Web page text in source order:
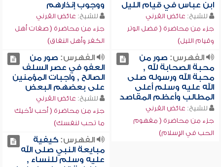
ابن عباس في قيام الليل
للشيخ: عائض القرني
جزء من محاضرة ( فضل الوتر
وقيام الليل)
ووجوب إنذارهم
للشيخ: عائض القرني
جزء من محاضرة ( صفات أهل
الكفر وأهل النفاق)
الفهرس: صور من
محبة الصحابة لله ,
محبة الله ورسوله صلى
الله عليه وسلم أعلى
المطالب وأعظم المقاصد
للشيخ: عائض القرني
جزء من محاضرة ( مفهوم
الحب في الإسلام)
الفهرس: صور من
العفو في عصر السلف
الصالح , واجبات المؤمنين
على بعضهم البعض
للشيخ: عائض القرني
جزء من محاضرة ( أحب لأخيك
ما تحب لنفسك)
الفهرس:كيفية
مبايعة النبي صلى الله
عليه وسلم للنساء ,